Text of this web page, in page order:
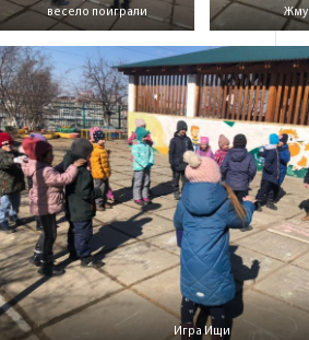
весело поиграли
Игра Ищи